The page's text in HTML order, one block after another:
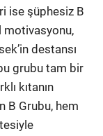
ise şüphesiz B
motivasyonu,
destansı
grubu tam bir
kıtanın
B Grubu, hem